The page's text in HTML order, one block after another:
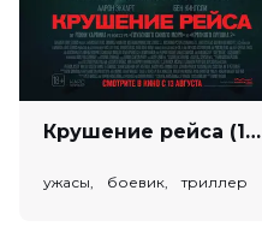
Крушение рейса (18+)
ужасы, боевик, триллер